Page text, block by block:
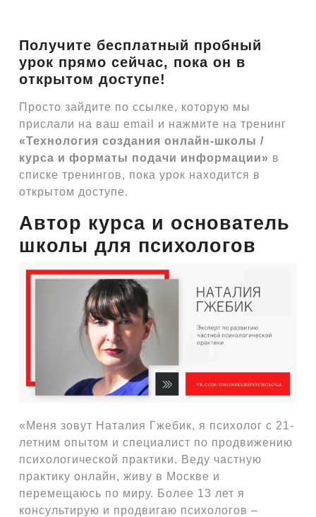
Получите бесплатный пробный
урок прямо сейчас, пока он в
открытом доступе!
Просто зайдите по ссылке, которую мы
прислали на ваш email и нажмите на тренинг
«Технология создания онлайн-школы /
курса и форматы подачи информации» в
списке тренингов, пока урок находится в
открытом доступе.
Автор курса и основатель
школы для психологов
«Меня зовут Наталия Гжебик, я психолог с 21-
летним опытом и специалист по продвижению
психологической практики. Веду частную
практику онлайн, живу в Москве и
перемещаюсь по миру. Более 13 лет я
консультирую и продвигаю психологов –